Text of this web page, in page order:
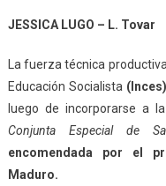
JESSICA LUGO – L. Tovar
La fuerza técnica
Educación Socialista
luego de incorporarse a
Conjunta Especial de
encomendada por el
Maduro.